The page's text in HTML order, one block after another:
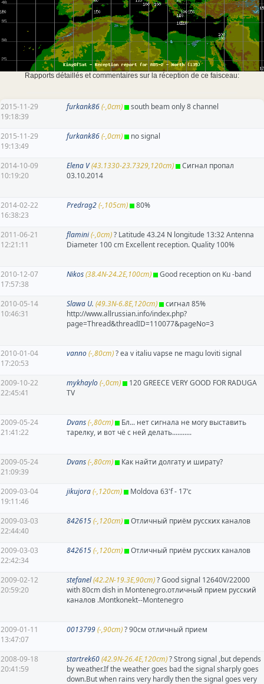
Rapports détaillés et commentaires sur la réception de ce faisceau:
2015-11-29
19:18:39
furkank86(-,0cm) south beam only 8 channel
2015-11-29
19:13:49
furkank86(-,0cm) no signal
2014-10-09
10:19:20
Elena V(43.1330-23.7329,120cm)
Сигнал пропал
03.10.2014
2014-02-22
16:38:23
Predrag2(-,105cm) 80%
2011-06-21
12:21:11
flamini(-,0cm)? Latitude 43.24 N longitude 13:32 Antenna
Diameter 100 cm Excellent reception. Quality 100%
2010-12-07
17:57:38
Nikos(38.4N-24.2E,100cm) Good reception on Ku -band
2010-05-14
10:46:31
Slawa U. (49.3N-6.8E,120cm)
сигнал 85%
http://www.allrussian.info/index.php?
page=Thread&threadID=110077&pageNo=3
2010-01-04
17:20:53
vanno(-,80cm)? ea v italiu vapse ne magu loviti signal
2009-10-22
22:45:41
mykhaylo(-,0cm)
120 GREECE VERY GOOD FOR RADUGA
TV
2009-05-24
21:41:22
Dvans(-,80cm)
Бл... нет сигнала не могу выставить
тарелку, и вот чё с ней делать...........
2009-05-24
21:09:39
Dvans(-,80cm) Как найти долгату и ширату?
2009-03-04
19:11:46
jikujora(-,120cm) Moldova 63'f - 17'c
2009-03-03
22:44:40
842615(-,120cm) Отличный приём русских каналов
2009-03-03
22:42:34
842615(-,120cm) Отличный приём русских каналов
2009-02-12
20:59:20
stefanel(42.2N-19.3E,90cm)? Good signal 12640V/22000
with 80cm dish in Montenegro.отличный прием русский
каналов .Montkonekt--Montenegro
2009-01-11
13:47:07
0013799(-,90cm)? 90см отличный прием
2008-09-18
20:41:59
startrek60(42.9N-26.4E,120cm)? Strong signal ,but depends
by weather.If the weather goes bad the signal sharply goes
down.But when rains very hardly then the signal goes very